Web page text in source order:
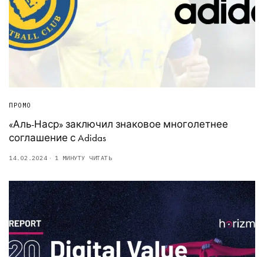
ПРОМО
«Аль-Наср» заключил знаковое многолетнее
соглашение с Adidas
14.02.2024 1 МИНУТУ ЧИТАТЬ